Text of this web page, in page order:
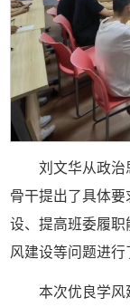
刘文华从政治
骨干提出了具体
设、提高班委履
风建设等问题进行
本次优良学风